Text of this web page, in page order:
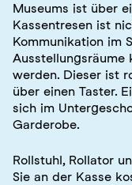
Museums ist über
Kassentresen ist
Kommunikation im
Ausstellungsräume
werden. Dieser ist
über einen Taster.
sich im
Garderobe.
Rollstuhl, Rollator
Sie an der Kasse